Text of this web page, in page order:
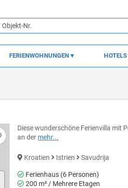
FERIENWOHNUNGEN HOTELS
Diese wunderschöne Ferienvilla mit
an der mehr...
Kroatien Istrien Savudrija
Ferienhaus (6 Personen)
200 m² / Mehrere Etagen